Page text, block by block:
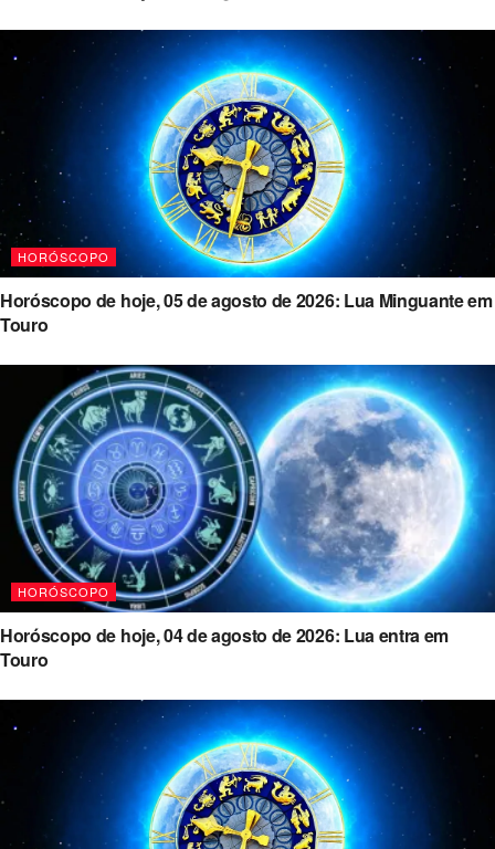
HORÓSCOPO
Horóscopo de hoje, 05 de agosto de 2026: Lua Minguante em
Touro
HORÓSCOPO
Horóscopo de hoje, 04 de agosto de 2026: Lua entra em
Touro